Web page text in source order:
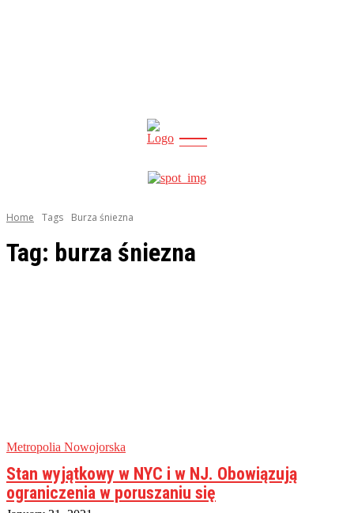
news
Home Tags Burza śniezna
Tag: burza śniezna
Metropolia Nowojorska
Stan wyjątkowy w NYC i w NJ. Obowiązują
ograniczenia w poruszaniu się